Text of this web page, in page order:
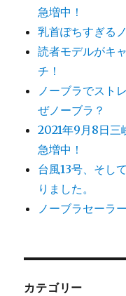
急増中！
乳首ぽちすぎる
読者モデルがキ
チ！
ノーブラでスト
ぜノーブラ？
2021年9月8日三
急増中！
台風13号、そし
りました。
ノーブラセーラ
カテゴリー